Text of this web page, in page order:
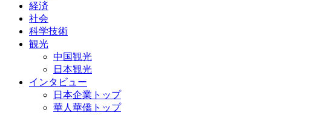
経済
社会
科学技術
観光
中国観光
日本観光
インタビュー
日本企業トップ
華人華僑トップ